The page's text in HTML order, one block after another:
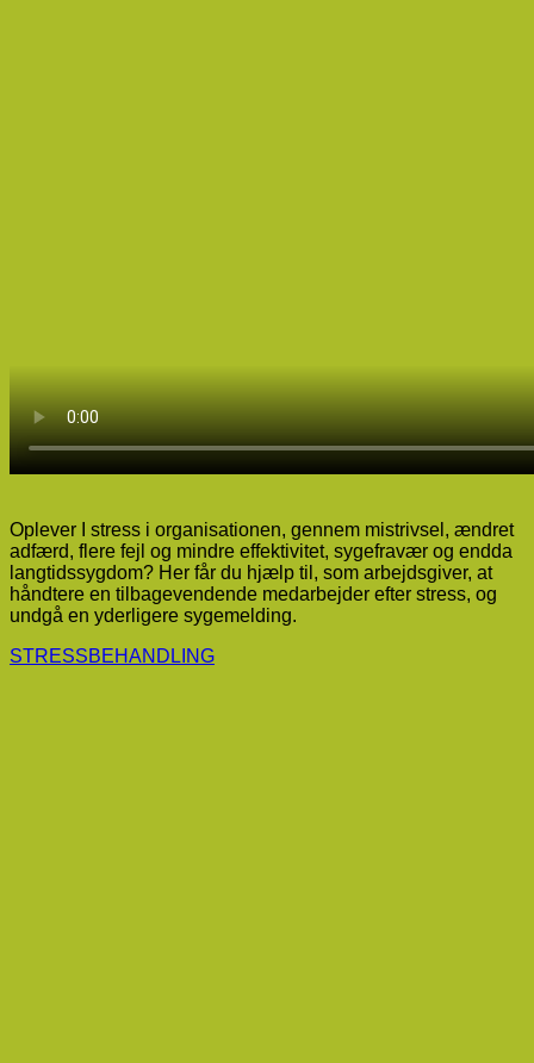
Oplever I stress i organisationen, gennem mistrivsel, ændret
adfærd, flere fejl og mindre effektivitet, sygefravær og endda
langtidssygdom? Her får du hjælp til, som arbejdsgiver, at
håndtere en tilbagevendende medarbejder efter stress, og
undgå en yderligere sygemelding.
STRESSBEHANDLING